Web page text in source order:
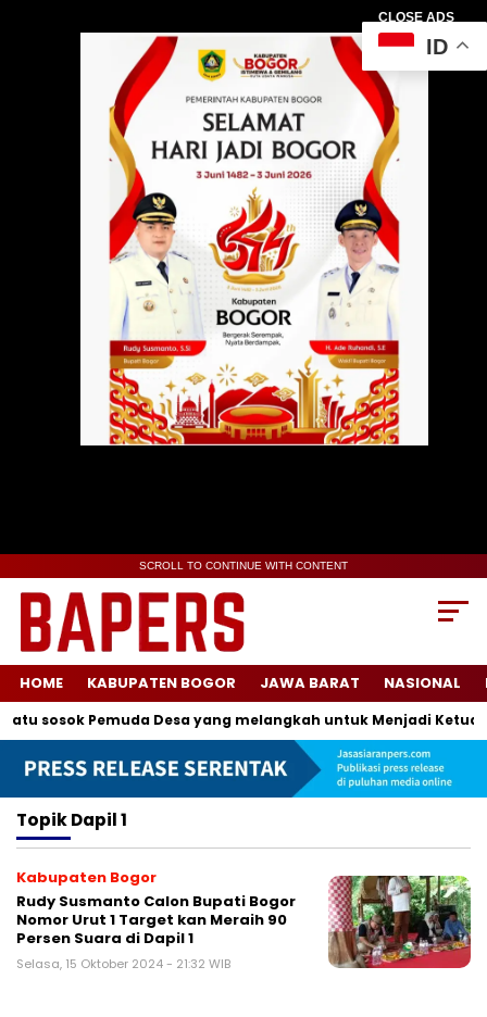
CLOSE ADS
SCROLL TO CONTINUE WITH CONTENT
HOME KABUPATEN BOGOR JAWA BARAT NASIONAL
sosok Pemuda Desa yang melangkah untuk Menjadi Ketua
TopikDapil 1
Kabupaten Bogor
Rudy Susmanto Calon Bupati Bogor
Nomor Urut 1 Target kan Meraih 90
Persen Suara di Dapil 1
Selasa, 15 Oktober 2024 - 21:32 WIB
ID